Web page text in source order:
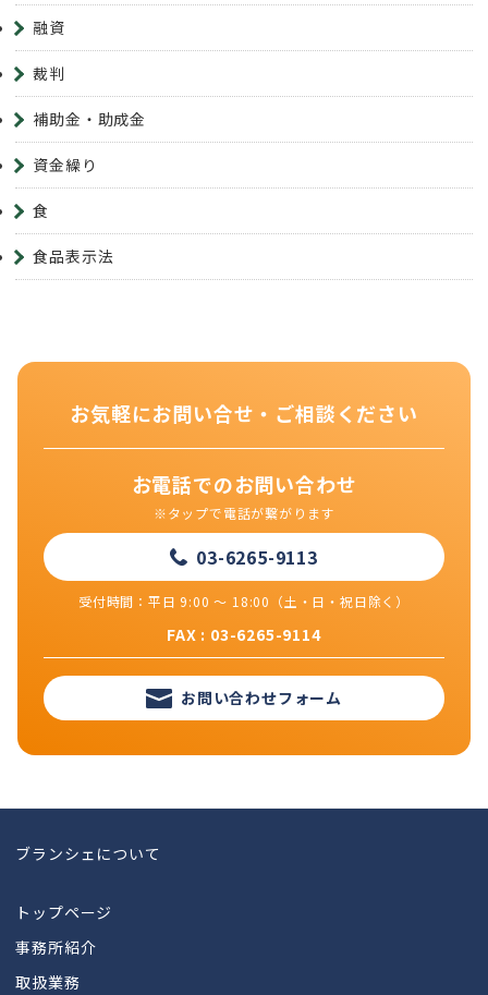
融資
裁判
補助金・助成金
資金繰り
食
食品表示法
お気軽にお問い合せ・ご相談ください
お電話でのお問い合わせ
※タップで電話が繋がります
受付時間：平日 9:00 ～ 18:00（土・日・祝日除く）
03-6265-9113
FAX : 03-6265-9114
お問い合わせフォーム
ブランシェについて
トップページ
事務所紹介
取扱業務